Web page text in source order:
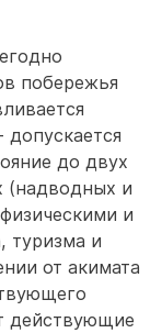
побережья
до двух
(надводных и
и
туризма и
от акимата
действующие